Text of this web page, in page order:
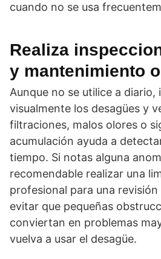
cuando no se usa
Realiza
y mantenimiento
Aunque no se utilice a diario,
visualmente los desagües y
filtraciones, malos olores o
acumulación ayuda a
tiempo. Si notas alguna
recomendable realizar una
profesional para una
evitar que pequeñas
conviertan en problemas
vuelva a usar el desagüe.